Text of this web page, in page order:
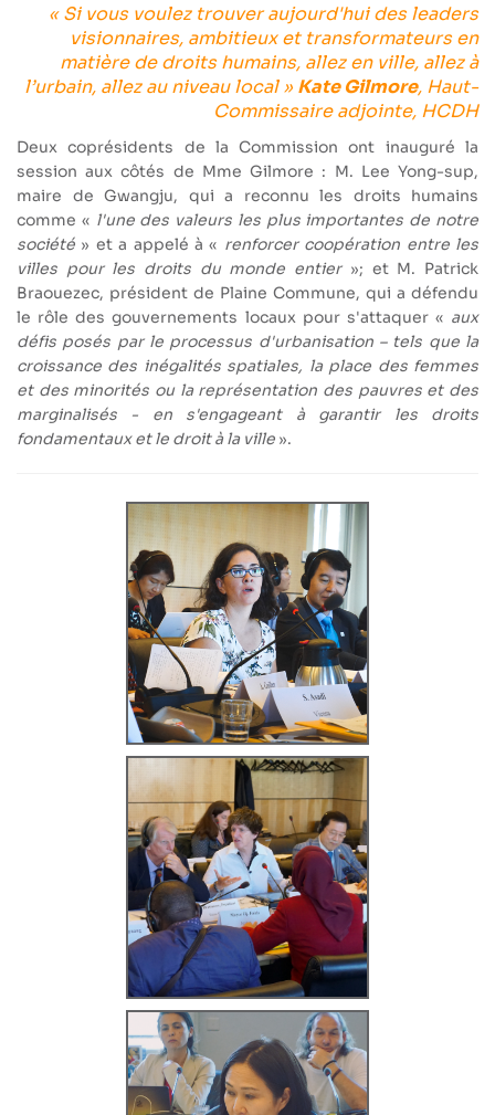
« Si vous voulez trouver aujourd'hui des leaders
visionnaires, ambitieux et transformateurs en
matière de droits humains, allez en ville, allez à
l’urbain, allez au niveau local » Kate Gilmore, Haut-
Commissaire adjointe, HCDH
Deux coprésidents de la Commission ont inauguré la
session aux côtés de Mme Gilmore : M. Lee Yong-sup,
maire de Gwangju, qui a reconnu les droits humains
comme « l'une des valeurs les plus importantes de notre
société » et a appelé à « renforcer coopération entre les
villes pour les droits du monde entier»; et M. Patrick
Braouezec, président de Plaine Commune, qui a défendu
le rôle des gouvernements locaux pour s'attaquer « aux
défis posés par le processus d'urbanisation – tels que la
croissance des inégalités spatiales, la place des femmes
et des minorités ou la représentation des pauvres et des
marginalisés - en s'engageant à garantir les droits
fondamentaux et le droit à la ville ».